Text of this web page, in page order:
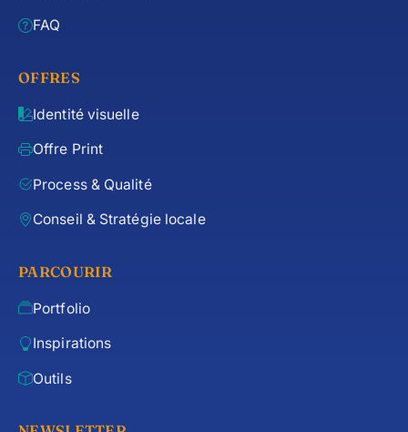
FAQ
OFFRES
Identité visuelle
Offre Print
Process & Qualité
Conseil & Stratégie locale
PARCOURIR
Portfolio
Inspirations
Outils